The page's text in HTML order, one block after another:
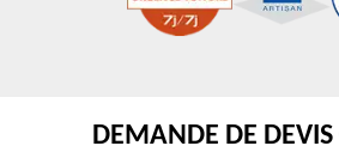
DEMANDE DE